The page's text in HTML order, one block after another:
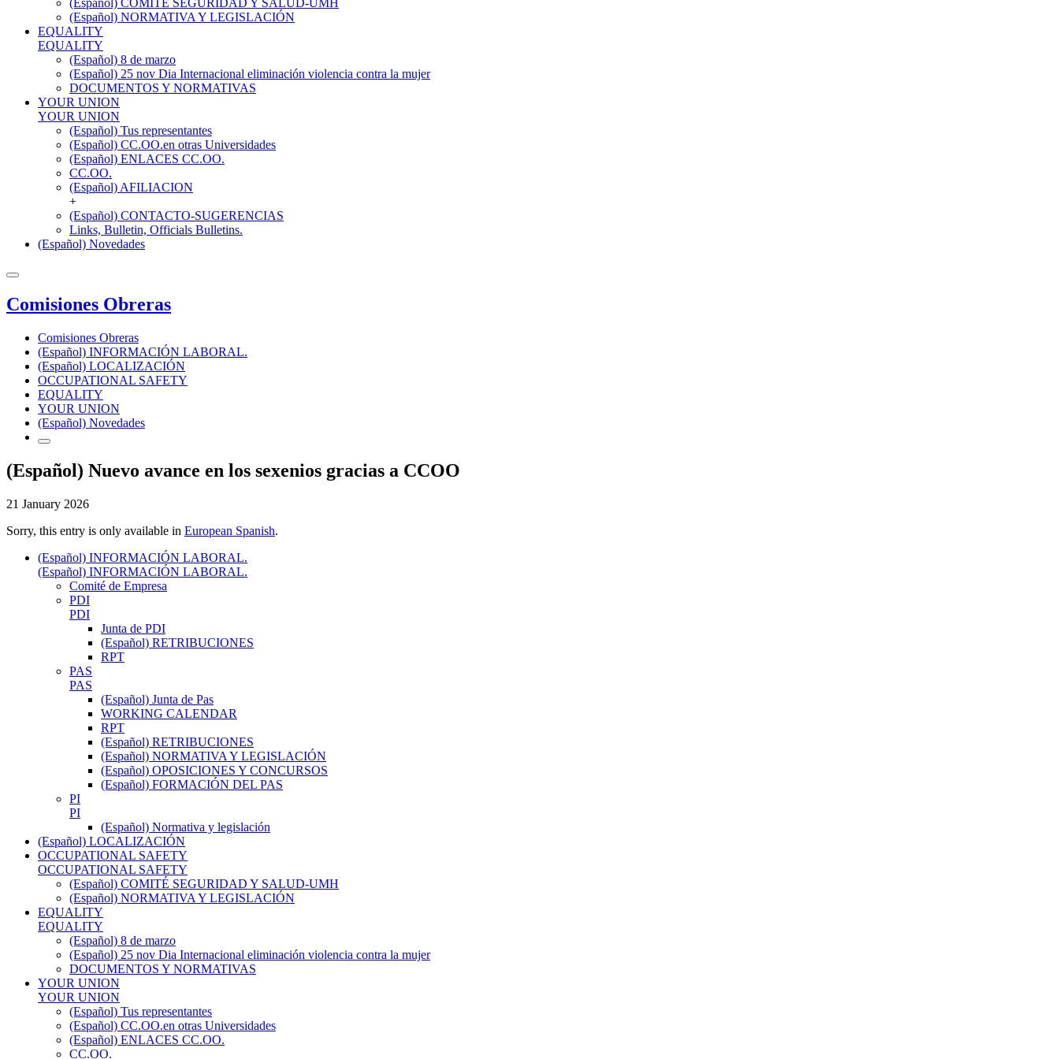
(Español) COMITÉ SEGURIDAD Y SALUD-UMH
(Español) NORMATIVA Y LEGISLACIÓN
EQUALITY
EQUALITY
(Español) 8 de marzo
(Español) 25 nov Dia Internacional eliminación violencia contra la mujer
DOCUMENTOS Y NORMATIVAS
YOUR UNION
YOUR UNION
(Español) Tus representantes
(Español) CC.OO.en otras Universidades
(Español) ENLACES CC.OO.
CC.OO.
(Español) AFILIACION
+
(Español) CONTACTO-SUGERENCIAS
Links, Bulletin, Officials Bulletins.
(Español) Novedades
Comisiones Obreras
Comisiones Obreras
(Español) INFORMACIÓN LABORAL.
(Español) LOCALIZACIÓN
OCCUPATIONAL SAFETY
EQUALITY
YOUR UNION
(Español) Novedades
(Español) Nuevo avance en los sexenios gracias a CCOO
21 January 2026
Sorry, this entry is only available in European Spanish.
(Español) INFORMACIÓN LABORAL.
(Español) INFORMACIÓN LABORAL.
Comité de Empresa
PDI
PDI
Junta de PDI
(Español) RETRIBUCIONES
RPT
PAS
PAS
(Español) Junta de Pas
WORKING CALENDAR
RPT
(Español) RETRIBUCIONES
(Español) NORMATIVA Y LEGISLACIÓN
(Español) OPOSICIONES Y CONCURSOS
(Español) FORMACIÓN DEL PAS
PI
PI
(Español) Normativa y legislación
(Español) LOCALIZACIÓN
OCCUPATIONAL SAFETY
OCCUPATIONAL SAFETY
(Español) COMITÉ SEGURIDAD Y SALUD-UMH
(Español) NORMATIVA Y LEGISLACIÓN
EQUALITY
EQUALITY
(Español) 8 de marzo
(Español) 25 nov Dia Internacional eliminación violencia contra la mujer
DOCUMENTOS Y NORMATIVAS
YOUR UNION
YOUR UNION
(Español) Tus representantes
(Español) CC.OO.en otras Universidades
(Español) ENLACES CC.OO.
CC.OO.